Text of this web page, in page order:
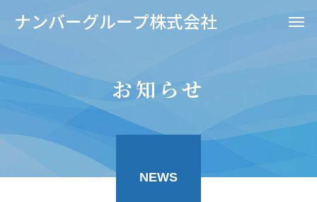
ナンバーグループ株式会社
お知らせ
NEWS